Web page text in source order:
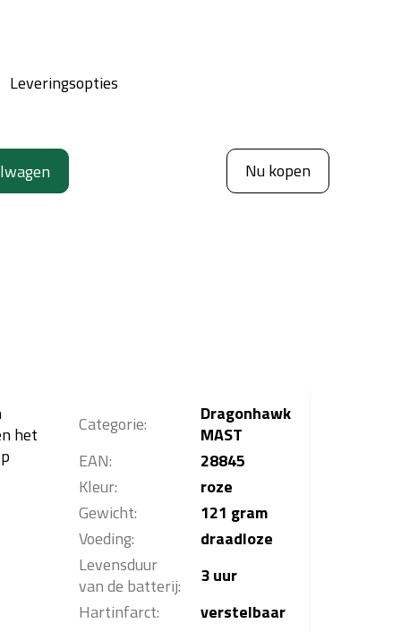
Leveringsopties
Nu kopen
het
Categorie:
Dragonhawk
MAST
EAN:
28845
Kleur:
roze
Gewicht:
121 gram
Voeding:
draadloze
Levensduur
van de batterij:
3 uur
Hartinfarct: verstelbaar